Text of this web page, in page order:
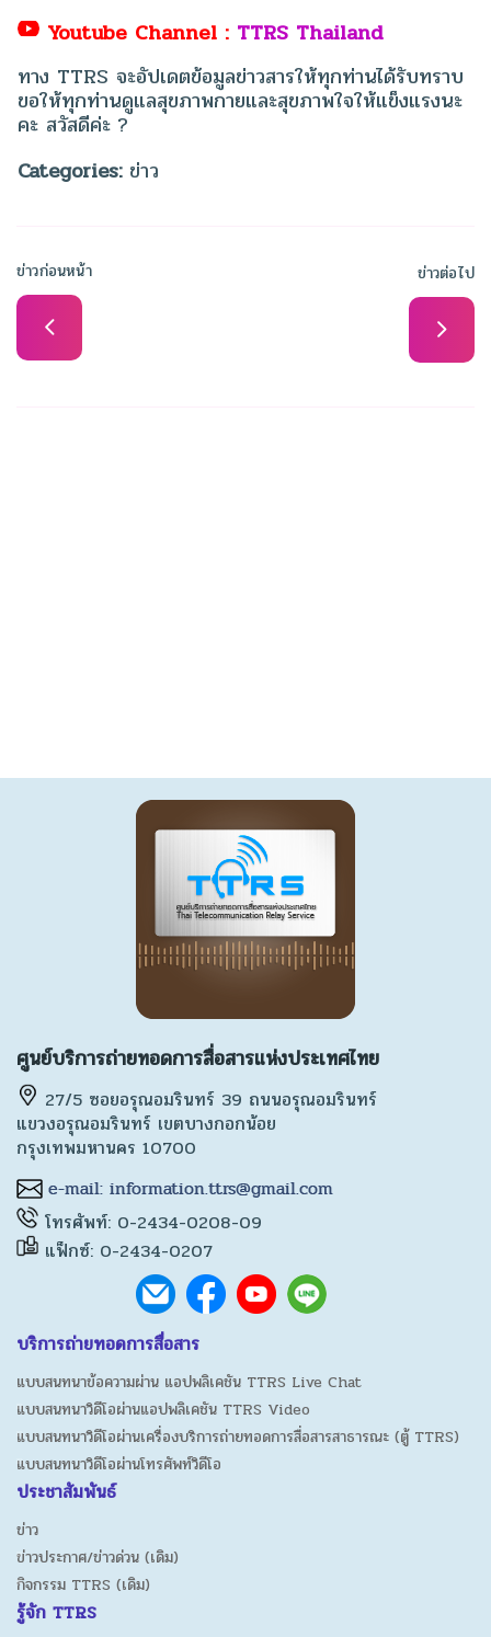
Youtube Channel : TTRS Thailand
ทาง TTRS จะอัปเดตข้อมูลข่าวสารให้ทุกท่านได้รับทราบ
ขอให้ทุกท่านดูแลสุขภาพกายและสุขภาพใจให้แข็งแรงนะ
คะ สวัสดีค่ะ ?
Categories: ข่าว
ข่าวก่อนหน้า ข่าวต่อไป
ศูนย์บริการถ่ายทอดการสื่อสารแห่งประเทศไทย
27/5 ซอยอรุณอมรินทร์ 39 ถนนอรุณอมรินทร์
แขวงอรุณอมรินทร์ เขตบางกอกน้อย
กรุงเทพมหานคร 10700
โทรศัพท์: 0-2434-0208-09
แฟ็กซ์: 0-2434-0207
บริการถ่ายทอดการสื่อสาร
แบบสนทนาข้อความผ่าน แอปพลิเคชัน TTRS Live Chat
แบบสนทนาวิดีโอผ่านแอปพลิเคชัน TTRS Video
แบบสนทนาวิดีโอผ่านเครื่องบริการถ่ายทอดการสื่อสารสาธารณะ (ตู้ TTRS)
แบบสนทนาวิดีโอผ่านโทรศัพท์วิดีโอ
ประชาสัมพันธ์
ข่าว
ข่าวประกาศ/ข่าวด่วน (เดิม)
กิจกรรม TTRS (เดิม)
รู้จัก TTRS